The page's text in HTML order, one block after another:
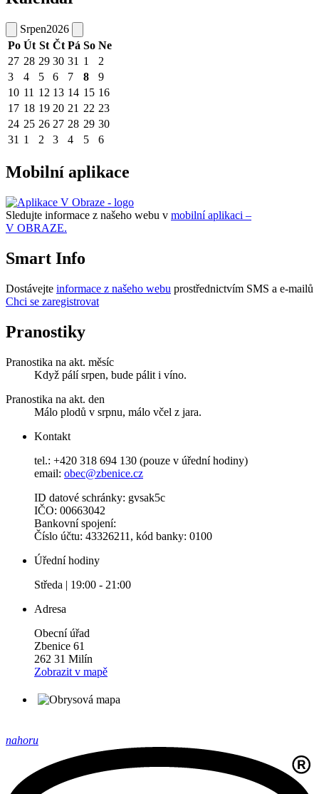
Srpen2026
Po Út St Čt Pá So Ne
27 28 29 30 31 1
2
3
4 5 6 7 8
9
10 11 12 13 14 15 16
17 18 19 20 21 22 23
24 25 26 27 28 29 30
31 1 2 3 4 5 6
Mobilní aplikace
Sledujte informace z našeho webu v mobilní aplikaci –
V OBRAZE.
Smart Info
Dostávejte informace z našeho webu prostřednictvím SMS a e-mailů
Chci se zaregistrovat
Pranostiky
Pranostika na akt. měsíc
Když pálí srpen, bude pálit i víno.
Pranostika na akt. den
Málo plodů v srpnu, málo včel z jara.
Kontakt
tel.: +420 318 694 130 (pouze v úřední hodiny)
email: obec@zbenice.cz
ID datové schránky: gvsak5c
IČO: 00663042
Bankovní spojení:
Číslo účtu: 43326211, kód banky: 0100
Úřední hodiny
Středa | 19:00 - 21:00
Adresa
Obecní úřad
Zbenice 61
262 31 Milín
Zobrazit v mapě
nahoru